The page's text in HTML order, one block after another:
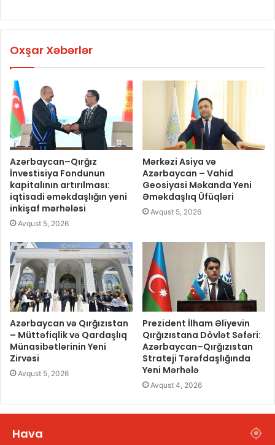
Oxşar Xəbərlər
Azərbaycan–Qırğız
İnvestisiya Fondunun
kapitalının artırılması:
iqtisadi əməkdaşlığın yeni
inkişaf mərhələsi
Avqust 5, 2026
Mərkəzi Asiya və
Azərbaycan – Vahid
Geosiyasi Məkanda Yeni
Əməkdaşlıq Üfüqləri
Avqust 5, 2026
Azərbaycan və Qırğızıstan
– Müttəfiqlik və Qardaşlıq
Münasibətlərinin Yeni
Zirvəsi
Avqust 5, 2026
Prezident İlham Əliyevin
Qırğızıstana Dövlət Səfəri:
Azərbaycan–Qırğızıstan
Strateji Tərəfdaşlığında
Yeni Mərhələ
Avqust 4, 2026
Hava